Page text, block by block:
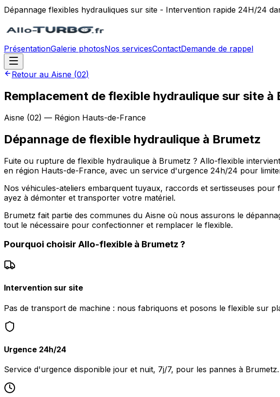
Dépannage flexibles hydrauliques sur site - Intervention rapide 24H/24
PrésentationGalerie photosNos servicesContactDemande de rappel
Retour au Aisne (02)
Remplacement de flexible hydraulique sur site à
Aisne (02) — Région Hauts-de-France
Dépannage de flexible hydraulique à Brumetz
Fuite ou rupture de flexible hydraulique à Brumetz ? Allo-flexible
en région Hauts-de-France, avec un service d'urgence 24h/24 pour
Nos véhicules-ateliers embarquent tuyaux, raccords et sertisseuses
ayez à démonter et transporter votre matériel.
Brumetz fait partie des communes du Aisne où nous assurons le
tout le nécessaire pour confectionner et remplacer le flexible.
Pourquoi choisir Allo-flexible à Brumetz ?
Intervention sur site
Pas de transport de machine : nous fabriquons et posons le flexible sur
Urgence 24h/24
Service d'urgence disponible jour et nuit, 7j/7, pour les pannes à Brumetz.